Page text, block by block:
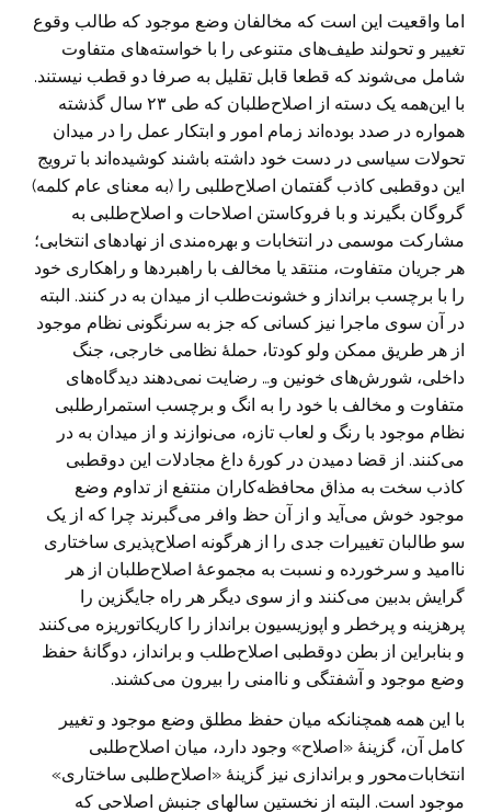
اما واقعیت این است که مخالفان وضع موجود که طالب وقوع
تغییر و تحولند طیف‌های متنوعی را با خواسته‌های متفاوت
شامل می‌شوند که قطعا قابل تقلیل به صرفا دو قطب نیستند.
با این‌همه یک دسته از اصلاح‌طلبان که طی ۲۳ سال گذشته
همواره در صدد بوده‌اند زمام امور و ابتکار عمل را در میدان
تحولات سیاسی در دست خود داشته باشند کوشیده‌اند با ترویج
این دوقطبی کاذب گفتمان اصلاح‌طلبی را (به معنای عام کلمه)
گروگان بگیرند و با فروکاستن اصلاحات و اصلاح‌طلبی به
مشارکت موسمی در انتخابات و بهره‌مندی از نهادهای انتخابی؛
هر جریان متفاوت، منتقد یا مخالف با راهبردها و راهکاری خود
را با برچسب برانداز و خشونت‌طلب از میدان به در کنند. البته
در آن سوی ماجرا نیز کسانی که جز به سرنگونی نظام موجود
از هر طریق ممکن ولو کودتا، حملۀ نظامی خارجی، جنگ
داخلی، شورش‌های خونین و… رضایت نمی‌دهند دیدگاه‌های
متفاوت و مخالف با خود را به انگ و برچسب استمرارطلبی
نظام موجود با رنگ و لعاب تازه، می‌نوازند و از میدان به در
می‌کنند. از قضا دمیدن در کورۀ داغ مجادلات این دوقطبی
کاذب سخت به مذاق محافظه‌کاران منتفع از تداوم وضع
موجود خوش می‌آید و از آن حظ وافر می‌گبرند چرا که از یک
سو طالبان تغییرات جدی را از هرگونه اصلاح‌پذیری ساختاری
ناامید و سرخورده و نسبت به مجموعۀ اصلاح‌طلبان از هر
گرایش بدبین می‌کنند و از سوی دیگر هر راه جایگزین را
پرهزینه و پرخطر و اپوزیسیون برانداز را کاریکاتوریزه می‌کنند
و بنابراین از بطن دوقطبی اصلاح‌طلب و برانداز، دوگانۀ حفظ
وضع موجود و آشفتگی و ناامنی را بیرون می‌کشند.
با این همه همچنانکه میان حفظ مطلق وضع موجود و تغییر
کامل آن، گزینۀ «اصلاح» وجود دارد، میان اصلاح‌طلبی
انتخابات‌محور و براندازی نیز گزینۀ «اصلاح‌طلبی ساختاری»
موجود است. البته از نخستین سالهای جنبش اصلاحی که